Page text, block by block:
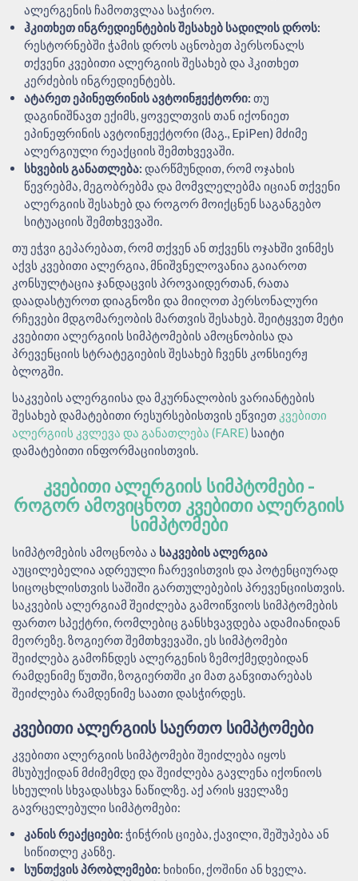
ალერგენის ჩამოთვლაა საჭირო.
ჰკითხეთ ინგრედიენტების შესახებ სადილის დროს:
რესტორნებში ჭამის დროს აცნობეთ პერსონალს
თქვენი კვებითი ალერგიის შესახებ და ჰკითხეთ
კერძების ინგრედიენტებს.
ატარეთ ეპინეფრინის ავტოინჟექტორი: თუ
დაგინიშნავთ ექიმს, ყოველთვის თან იქონიეთ
ეპინეფრინის ავტოინჟექტორი (მაგ., EpiPen) მძიმე
ალერგიული რეაქციის შემთხვევაში.
სხვების განათლება: დარწმუნდით, რომ ოჯახის
წევრებმა, მეგობრებმა და მომვლელებმა იციან თქვენი
ალერგიის შესახებ და როგორ მოიქცნენ საგანგებო
სიტუაციის შემთხვევაში.
თუ ეჭვი გეპარებათ, რომ თქვენ ან თქვენს ოჯახში ვინმეს
აქვს კვებითი ალერგია, მნიშვნელოვანია გაიაროთ
კონსულტაცია ჯანდაცვის პროვაიდერთან, რათა
დაადასტუროთ დიაგნოზი და მიიღოთ პერსონალური
რჩევები მდგომარეობის მართვის შესახებ. შეიტყვეთ მეტი
კვებითი ალერგიის სიმპტომების ამოცნობისა და
პრევენციის სტრატეგიების შესახებ ჩვენს კონსიერჟ
ბლოგში.
საკვების ალერგიისა და მკურნალობის ვარიანტების
შესახებ დამატებითი რესურსებისთვის ეწვიეთ კვებითი
ალერგიის კვლევა და განათლება (FARE) საიტი
დამატებითი ინფორმაციისთვის.
ᲙᲕᲔᲑᲘᲗᲘ ᲐᲚᲔᲠᲒᲘᲘᲡ ᲡᲘᲛᲞᲢᲝᲛᲔᲑᲘ -
ᲠᲝᲒᲝᲠ ᲐᲛᲝᲕᲘᲪᲜᲝᲗ ᲙᲕᲔᲑᲘᲗᲘ ᲐᲚᲔᲠᲒᲘᲘᲡ
ᲡᲘᲛᲞᲢᲝᲛᲔᲑᲘ
სიმპტომების ამოცნობა ა საკვების ალერგია
აუცილებელია ადრეული ჩარევისთვის და პოტენციურად
სიცოცხლისთვის საშიში გართულებების პრევენციისთვის.
საკვების ალერგიამ შეიძლება გამოიწვიოს სიმპტომების
ფართო სპექტრი, რომლებიც განსხვავდება ადამიანიდან
მეორეზე. ზოგიერთ შემთხვევაში, ეს სიმპტომები
შეიძლება გამოჩნდეს ალერგენის ზემოქმედებიდან
რამდენიმე წუთში, ზოგიერთში კი მათ განვითარებას
შეიძლება რამდენიმე საათი დასჭირდეს.
ᲙᲕᲔᲑᲘᲗᲘ ᲐᲚᲔᲠᲒᲘᲘᲡ ᲡᲐᲔᲠᲗᲝ ᲡᲘᲛᲞᲢᲝᲛᲔᲑᲘ
კვებითი ალერგიის სიმპტომები შეიძლება იყოს
მსუბუქიდან მძიმემდე და შეიძლება გავლენა იქონიოს
სხეულის სხვადასხვა ნაწილზე. აქ არის ყველაზე
გავრცელებული სიმპტომები:
კანის რეაქციები: ჭინჭრის ციება, ქავილი, შეშუპება ან
სიწითლე კანზე.
სუნთქვის პრობლემები: ხიხინი, ქოშინი ან ხველა.